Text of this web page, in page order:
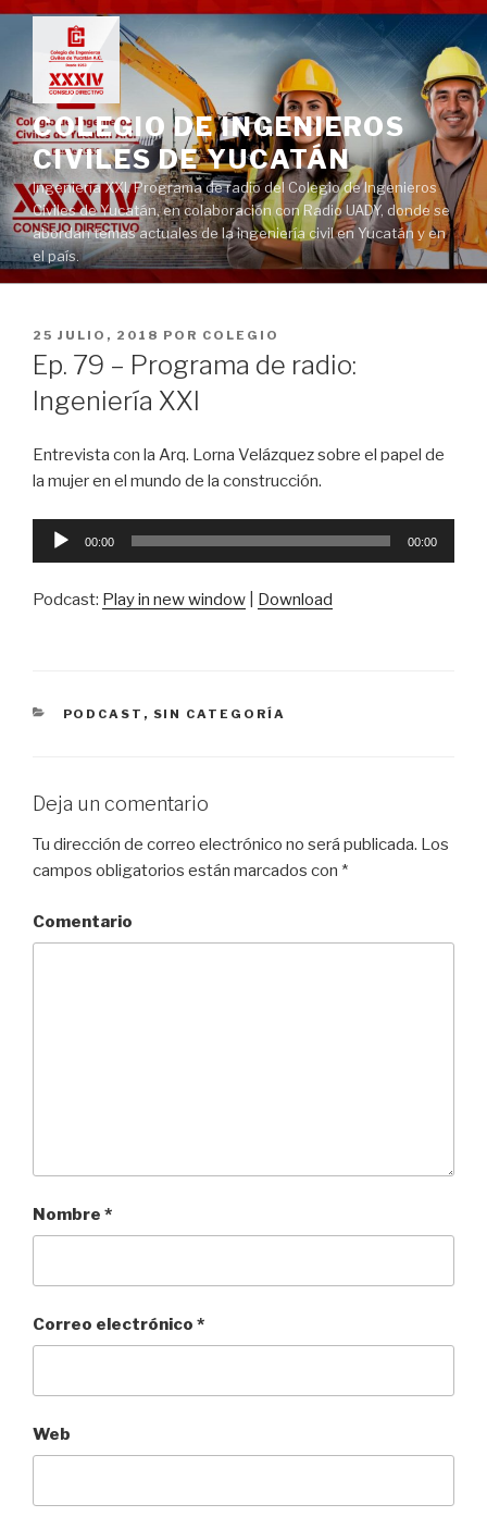
Ir
contenido
COLEGIO DE INGENIEROS
CIVILES DE YUCATÁN
Ingeniería XXI. Programa de radio del Colegio de Ingenieros
Civiles de Yucatán, en colaboración con Radio UADY, donde se
abordan temas actuales de la ingeniería civil en Yucatán y en
el país.
PUBLICADO
EN
25 JULIO, 2018 POR COLEGIO
Ep. 79 – Programa de radio:
Ingeniería XXI
Entrevista con la Arq. Lorna Velázquez sobre el papel de
la mujer en el mundo de la construcción.
Reproductor
00:00 00:00
Podcast: Play in new window Download
CATEGORÍAS
PODCAST , SIN CATEGORÍA
Deja un comentario
Tu dirección de correo electrónico no será publicada. Los
campos obligatorios están marcados con *
Comentario
Nombre *
Correo electrónico *
Web